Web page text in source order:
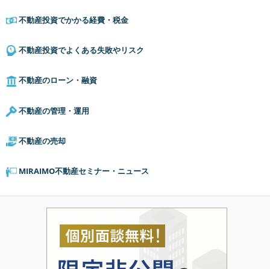
不動産投資でかかる経費・税金
不動産投資でよくある失敗やリスク
不動産のローン・融資
不動産の管理・運用
不動産の売却
MIRAIMO不動産セミナー・ニュース